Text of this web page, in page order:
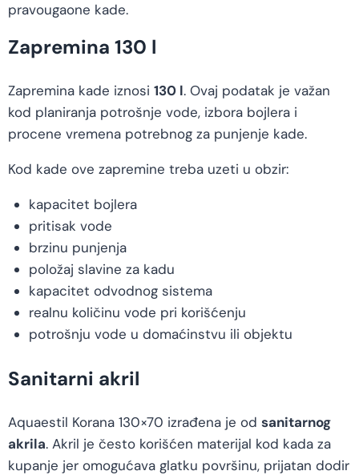
pravougaone kade.
Zapremina 130 l
Zapremina kade iznosi 130 l. Ovaj podatak je važan
kod planiranja potrošnje vode, izbora bojlera i
procene vremena potrebnog za punjenje kade.
Kod kade ove zapremine treba uzeti u obzir:
kapacitet bojlera
pritisak vode
brzinu punjenja
položaj slavine za kadu
kapacitet odvodnog sistema
realnu količinu vode pri korišćenju
potrošnju vode u domaćinstvu ili objektu
Sanitarni akril
Aquaestil Korana 130×70 izrađena je od sanitarnog
akrila. Akril je često korišćen materijal kod kada za
kupanje jer omogućava glatku površinu, prijatan dodir